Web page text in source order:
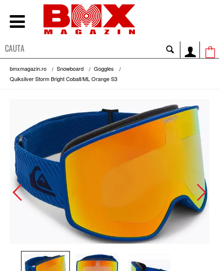
bmxmagazin.ro Snowboard
Goggles
Quiksilver Storm Bright Cobalt/ML Orange S3